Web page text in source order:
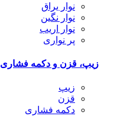
نوار یراق
نوار نگین
نوار اریب
پر نواری
زیپ، قزن و دکمه فشاری
زیپ
قزن
دکمه فشاری